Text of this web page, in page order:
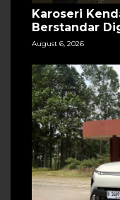
Karoseri
Berstandar
August 6, 2026